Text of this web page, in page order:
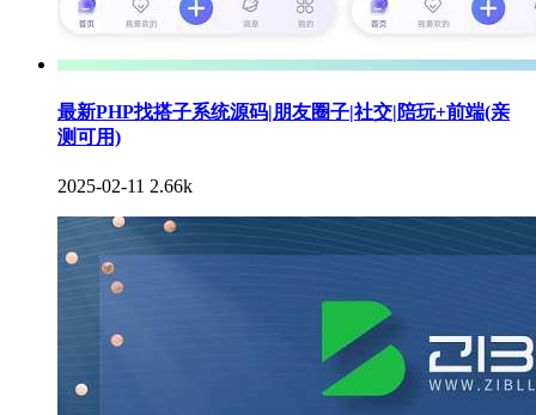
最新PHP找搭子系统源码|朋友圈子|社交|陪玩+前端(亲
测可用)
2025-02-11 2.66k